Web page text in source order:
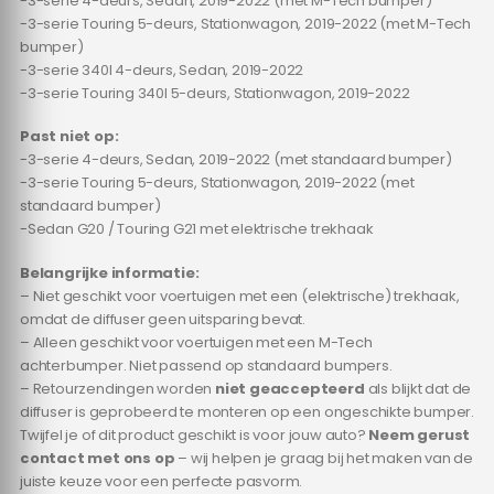
-3-serie Touring 5-deurs, Stationwagon, 2019-2022 (met M-Tech
bumper)
-3-serie 340I 4-deurs, Sedan, 2019-2022
-3-serie Touring 340I 5-deurs, Stationwagon, 2019-2022
Past niet op:
-3-serie 4-deurs, Sedan, 2019-2022 (met standaard bumper)
-3-serie Touring 5-deurs, Stationwagon, 2019-2022 (met
standaard bumper)
-Sedan G20 / Touring G21 met elektrische trekhaak
Belangrijke informatie:
– Niet geschikt voor voertuigen met een (elektrische) trekhaak,
omdat de diffuser geen uitsparing bevat.
– Alleen geschikt voor voertuigen met een M-Tech
achterbumper. Niet passend op standaard bumpers.
– Retourzendingen worden niet geaccepteerd als blijkt dat de
diffuser is geprobeerd te monteren op een ongeschikte bumper.
Twijfel je of dit product geschikt is voor jouw auto? Neem gerust
contact met ons op – wij helpen je graag bij het maken van de
juiste keuze voor een perfecte pasvorm.